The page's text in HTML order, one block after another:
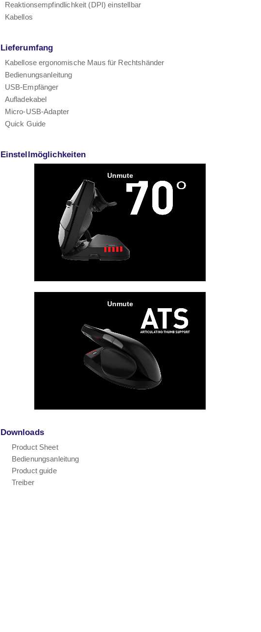
Reaktionsempfindlichkeit (DPI) einstellbar
Kabellos
Lieferumfang
Kabellose ergonomische Maus für Rechtshänder
Bedienungsanleitung
USB-Empfänger
Aufladekabel
Micro-USB-Adapter
Quick Guide
Einstellmöglichkeiten
Downloads
Product Sheet
Bedienungsanleitung
Product guide
Treiber